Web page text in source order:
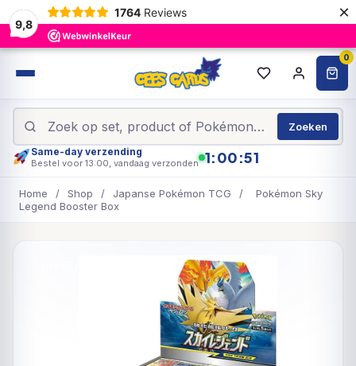
9,8
1764 Reviews ×
0
Zoeken
Same-day verzending
Bestel voor 13:00, vandaag verzonden 1:00:51
Home / Shop / Japanse Pokémon TCG /
Pokémon Sky
Legend Booster Box